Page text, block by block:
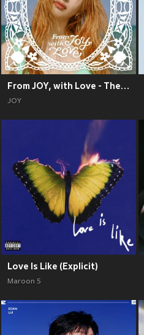
From JOY, with Love - The 1st Mini Album
JOY
Love Is Like (Explicit)
Maroon 5